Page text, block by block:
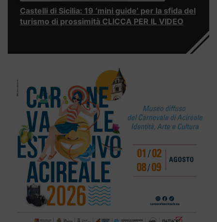
Castelli di Sicilia: 19 ‘mini guide’ per la sfida del
turismo di prossimità CLICCA PER IL VIDEO